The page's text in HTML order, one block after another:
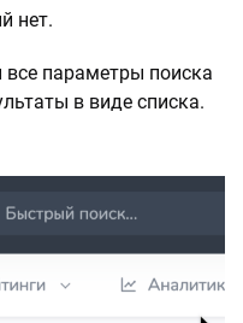
нет.
параметры поиска
в виде списка.